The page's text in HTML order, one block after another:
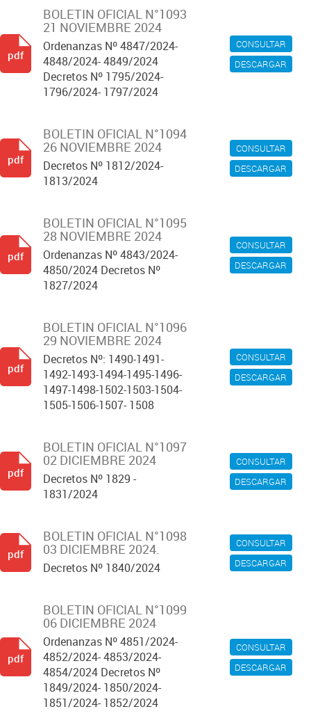
CONSULTAR
DESCARGAR
BOLETIN OFICIAL N°1093
21 NOVIEMBRE 2024
Ordenanzas Nº 4847/2024-
4848/2024- 4849/2024
Decretos Nº 1795/2024-
1796/2024- 1797/2024
pdf
CONSULTAR
DESCARGAR
BOLETIN OFICIAL N°1094
26 NOVIEMBRE 2024
Decretos Nº 1812/2024-
1813/2024
pdf
CONSULTAR
DESCARGAR
BOLETIN OFICIAL N°1095
28 NOVIEMBRE 2024
Ordenanzas Nº 4843/2024-
4850/2024 Decretos Nº
1827/2024
pdf
CONSULTAR
DESCARGAR
BOLETIN OFICIAL N°1096
29 NOVIEMBRE 2024
Decretos Nº: 1490-1491-
1492-1493-1494-1495-1496-
1497-1498-1502-1503-1504-
1505-1506-1507- 1508
pdf
CONSULTAR
DESCARGAR
BOLETIN OFICIAL N°1097
02 DICIEMBRE 2024
Decretos Nº 1829 -
1831/2024
pdf
CONSULTAR
DESCARGAR
BOLETIN OFICIAL N°1098
03 DICIEMBRE 2024.
Decretos Nº 1840/2024
pdf
CONSULTAR
DESCARGAR
BOLETIN OFICIAL N°1099
06 DICIEMBRE 2024
Ordenanzas Nº 4851/2024-
4852/2024- 4853/2024-
4854/2024 Decretos Nº
1849/2024- 1850/2024-
1851/2024- 1852/2024
pdf